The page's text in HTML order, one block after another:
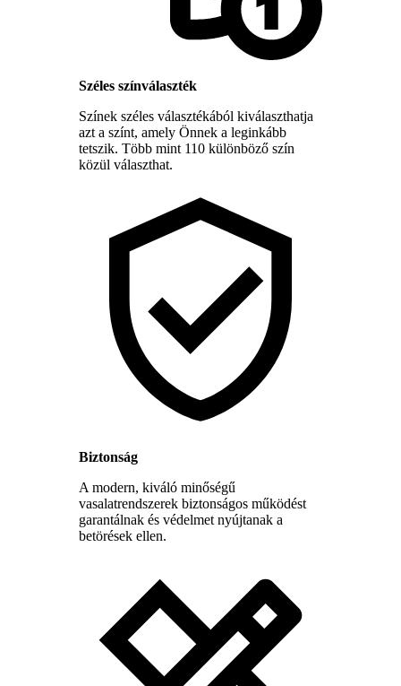
Széles színválaszték
Színek széles választékából kiválaszthatja
azt a színt, amely Önnek a leginkább
tetszik. Több mint 110 különböző szín
közül választhat.
Biztonság
A modern, kiváló minőségű
vasalatrendszerek biztonságos működést
garantálnak és védelmet nyújtanak a
betörések ellen.